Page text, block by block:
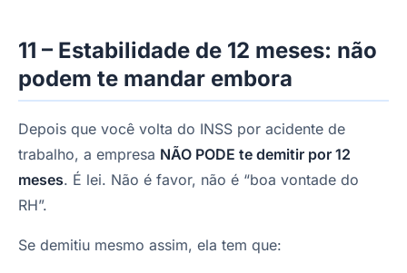
11 – Estabilidade de 12 meses: não
podem te mandar embora
Depois que você volta do INSS por acidente de
trabalho, a empresa NÃO PODE te demitir por 12
meses. É lei. Não é favor, não é “boa vontade do
RH”.
Se demitiu mesmo assim, ela tem que: